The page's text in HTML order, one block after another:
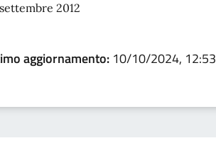
2012
aggiornamento: 10/10/2024, 12:53